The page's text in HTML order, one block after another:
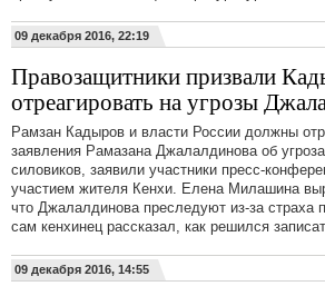
09 декабря 2016, 22:19
Правозащитники призвали
отреагировать на угрозы
Рамзан Кадыров и власти России должны
заявления Рамазана Джалалдинова об
силовиков, заявили участники пресс-
участием жителя Кенхи. Елена Милашина
что Джалалдинова преследуют из-за страха
сам кенхинец рассказал, как решился
09 декабря 2016, 14:55